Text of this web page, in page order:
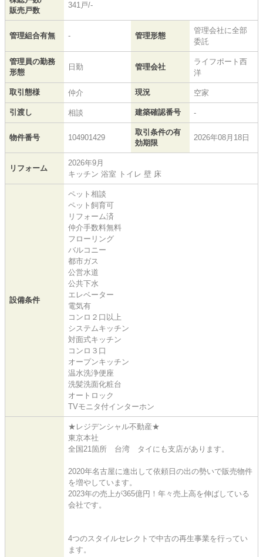
販売戸数
341戸/-
管理組合有無 - 管理形態
管理会社に全部
委託
管理員の勤務
形態
日勤 管理会社
ライフポート西
洋
取引態様 仲介 現況 空家
引渡し 相談 建築確認番号 -
物件番号 104901429
取引条件の有
効期限
2026年08月18日
リフォーム
2026年9月
キッチン 浴室 トイレ 壁 床
設備条件
ペット相談
ペット飼育可
リフォーム済
仲介手数料無料
フローリング
バルコニー
都市ガス
公営水道
公共下水
エレベーター
電気有
コンロ２口以上
システムキッチン
対面式キッチン
コンロ３口
オープンキッチン
温水洗浄便座
洗髪洗面化粧台
オートロック
TVモニタ付インターホン
★レジデンシャル不動産★
東京本社
全国21箇所 台湾 タイにも支店があります。
2020年名古屋に進出して依頼日の出の勢いで販売物件
を増やしています。
2023年の売上が365億円！年々売上高を伸ばしている
会社です。
4つのスタイルセレクトで中古の再生事業を行ってい
ます。